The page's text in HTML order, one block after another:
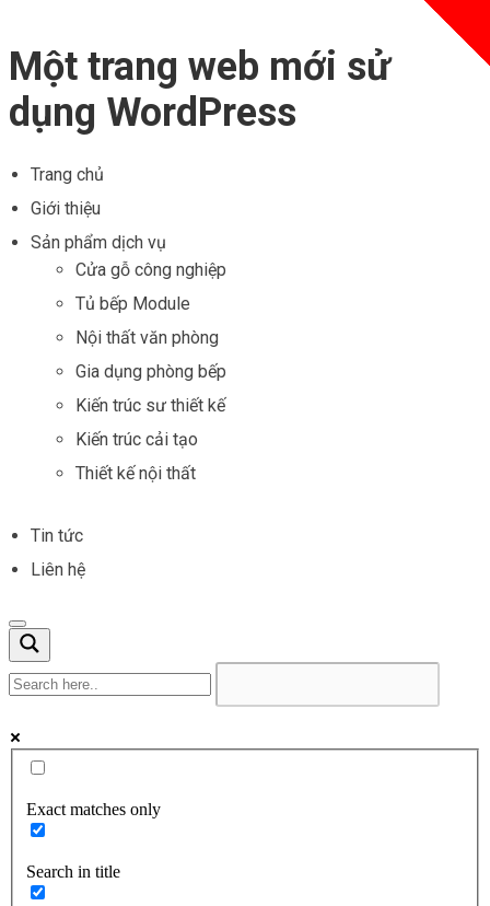
Một trang web mới sử
dụng WordPress
Trang chủ
Giới thiệu
Sản phẩm dịch vụ
Cửa gỗ công nghiệp
Tủ bếp Module
Nội thất văn phòng
Gia dụng phòng bếp
Kiến trúc sư thiết kế
Kiến trúc cải tạo
Thiết kế nội thất
Tin tức
Liên hệ
Exact matches only
Search in title